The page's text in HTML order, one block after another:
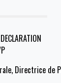
Directrice de